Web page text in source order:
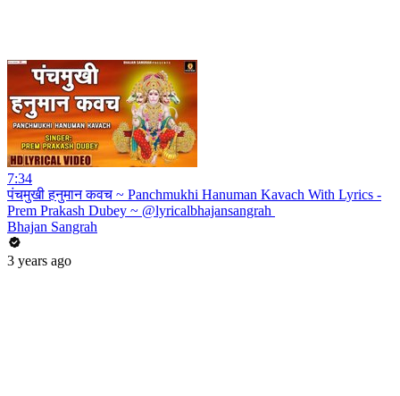
7:34
पंचमुखी हनुमान कवच ~ Panchmukhi Hanuman Kavach With Lyrics -
Prem Prakash Dubey ~ @lyricalbhajansangrah ​
Bhajan Sangrah
3 years ago